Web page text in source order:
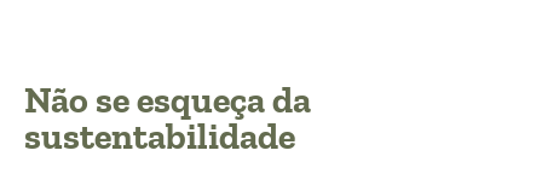
Não se esqueça da
sustentabilidade